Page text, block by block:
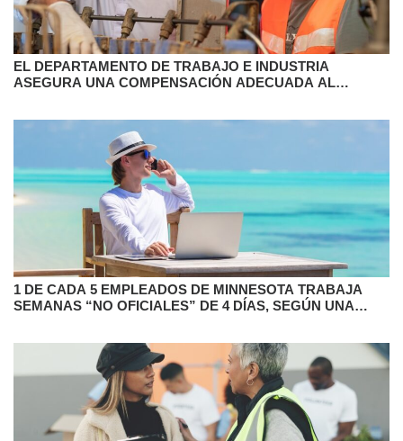
EL DEPARTAMENTO DE TRABAJO E INDUSTRIA
ASEGURA UNA COMPENSACIÓN ADECUADA AL
1 DE CADA 5 EMPLEADOS DE MINNESOTA TRABAJA
SEMANAS “NO OFICIALES” DE 4 DÍAS, SEGÚN UNA